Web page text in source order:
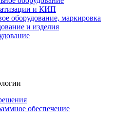
и КИП
оборудование, маркировка
и изделия
обеспечение